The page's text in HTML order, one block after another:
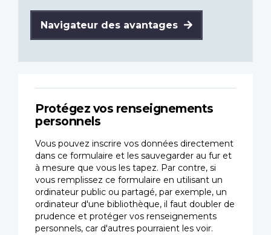
Navigateur des avantages
Protégez vos renseignements
personnels
Vous pouvez inscrire vos données directement
dans ce formulaire et les sauvegarder au fur et
à mesure que vous les tapez. Par contre, si
vous remplissez ce formulaire en utilisant un
ordinateur public ou partagé, par exemple, un
ordinateur d'une bibliothèque, il faut doubler de
prudence et protéger vos renseignements
personnels, car d'autres pourraient les voir.